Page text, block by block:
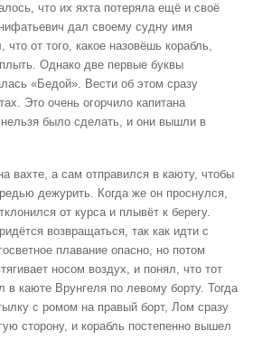
что их яхта потеряла ещё и своё
дал своему судну имя
от того, какое назовёшь корабль,
Однако две первые буквы
«Бедой». Вести об этом сразу
Это очень огорчило капитана
было сделать, и они вышли в
вахте, а сам отправился в каюту, чтобы
дежурить. Когда же он проснулся,
от курса и плывёт к берегу.
возвращаться, так как идти с
плавание опасно, но потом
носом воздух, и понял, что тот
в каюте Врунгеля по левому борту. Тогда
с ромом на правый борт, Лом сразу
сторону, и корабль постепенно вышел